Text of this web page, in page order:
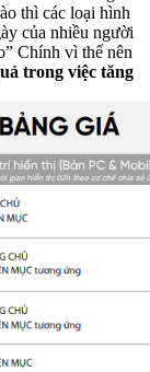
thì các loại hình
của nhiều người
Chính vì thế nên
trong việc tăng